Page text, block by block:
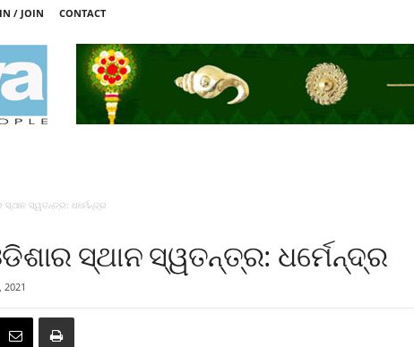
/ JOIN CONTACT
ସ୍ଥାନ ସ୍ୱତନ୍ତ୍ର: ଧର୍ମେନ୍ଦ୍ର
ସ୍ଥାନ ସ୍ୱତନ୍ତ୍ର: ଧର୍ମେନ୍ଦ୍ର
2021